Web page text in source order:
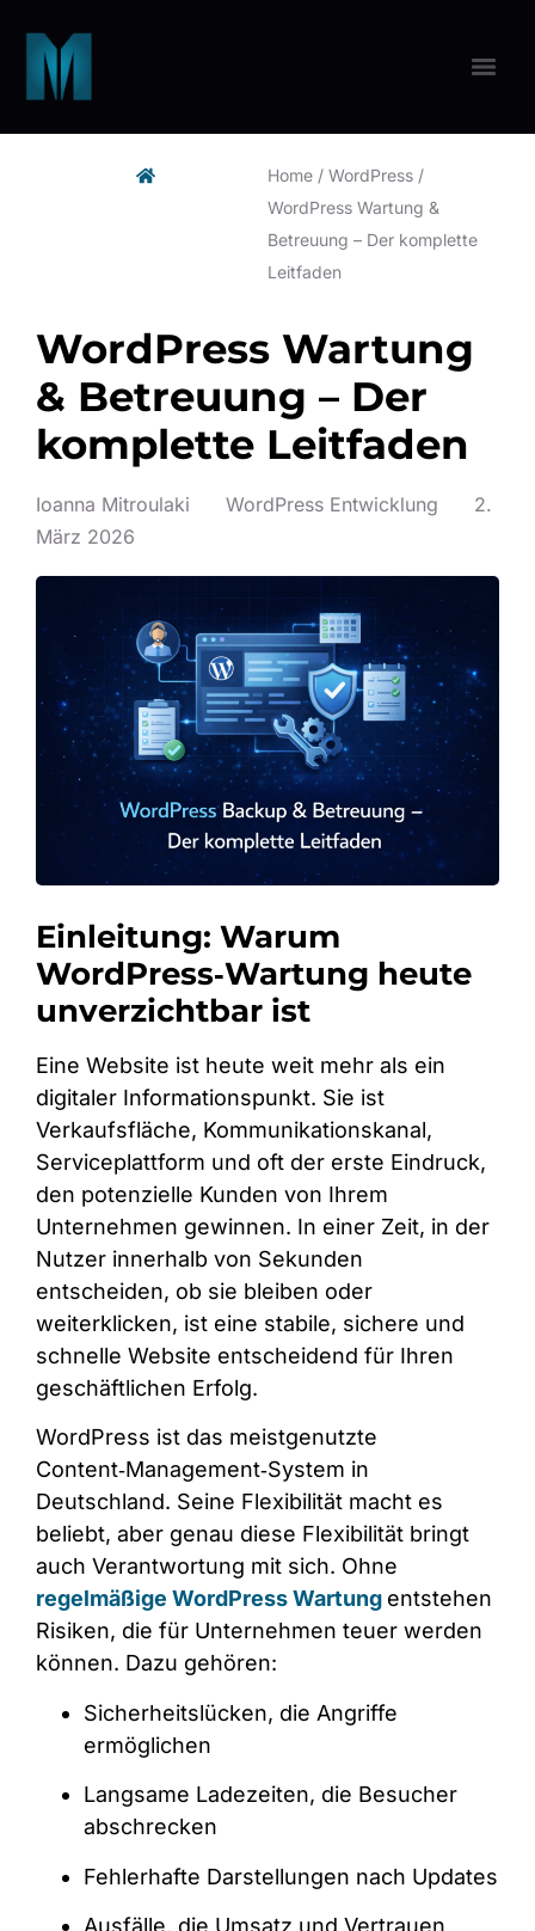
Home / WordPress /
WordPress Wartung &
Betreuung – Der komplette
Leitfaden
WordPress Wartung
& Betreuung – Der
komplette Leitfaden
Ioanna Mitroulaki WordPress Entwicklung
2.
März 2026
Einleitung: Warum
WordPress‑Wartung heute
unverzichtbar ist
Eine Website ist heute weit mehr als ein
digitaler Informationspunkt. Sie ist
Verkaufsfläche, Kommunikationskanal,
Serviceplattform und oft der erste Eindruck,
den potenzielle Kunden von Ihrem
Unternehmen gewinnen. In einer Zeit, in der
Nutzer innerhalb von Sekunden
entscheiden, ob sie bleiben oder
weiterklicken, ist eine stabile, sichere und
schnelle Website entscheidend für Ihren
geschäftlichen Erfolg.
WordPress ist das meistgenutzte
Content‑Management‑System in
Deutschland. Seine Flexibilität macht es
beliebt, aber genau diese Flexibilität bringt
auch Verantwortung mit sich. Ohne
regelmäßige WordPress Wartung entstehen
Risiken, die für Unternehmen teuer werden
können. Dazu gehören:
Sicherheitslücken, die Angriffe
ermöglichen
Langsame Ladezeiten, die Besucher
abschrecken
Fehlerhafte Darstellungen nach Updates
Ausfälle, die Umsatz und Vertrauen